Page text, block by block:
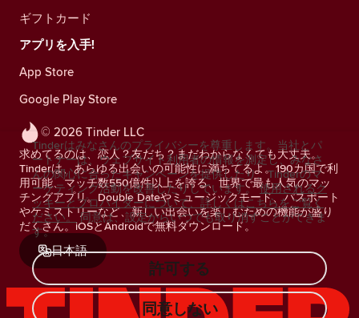
© 2026 Tinder LLC
求めてるのは、恋人？友だち？まだわからなくても大丈夫。
Tinderは、あらゆる出会いの可能性に満ちてるよ。190カ国で利
用可能、マッチ数550億件以上を誇る、世界で最も人気のマッ
チングアプリ。Double Dateやミュージックモード、パスポート
やケミストリーなど、新しい出会いを楽しむための機能が盛り
だくさん。iOSとAndroidで無料ダウンロード。
日本語
ギフトカード
アプリを入手!
App Store
Google Play Store
Tinderはみなさんのプライバシーを尊重します。当社とパ
ートナーは、ウェブサイト利用者の情報を測定し、みなさ
んの関心に合ったキャンペーンを提供したり、Tinderのマ
ーケティング活動を改善したりしています。 使用されるク
ッキーとプロバイダーについて、詳しくはこちらをご覧く
ださい。 同意は、設定からいつでも取り消すことができま
す。
許可する
同意しない